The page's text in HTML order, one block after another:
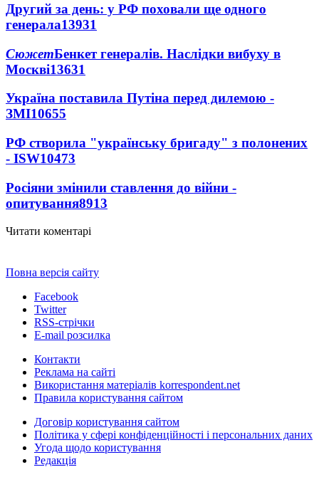
Другий за день: у РФ поховали ще одного
генерала13931
СюжетБенкет генералів. Наслідки вибуху в
Москві13631
Україна поставила Путіна перед дилемою -
ЗМІ10655
РФ створила "українську бригаду" з полонених
- ISW10473
Росіяни змінили ставлення до війни -
опитування8913
Читати коментарі
Повна версія сайту
Facebook
Twitter
RSS-стрічки
E-mail розсилка
Контакти
Реклама на сайті
Використання матеріалів korrespondent.net
Правила користування сайтом
Договір користування сайтом
Політика у сфері конфіденційності і персональних даних
Угода щодо користування
Редакція